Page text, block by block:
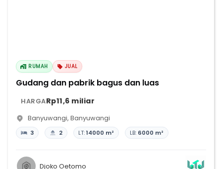
RUMAH JUAL
Gudang dan pabrik bagus dan luas
HARGARp11,6 miliar
Banyuwangi, Banyuwangi
3 2 LT:14000 m² LB: 6000 m²
Djoko Oetomo